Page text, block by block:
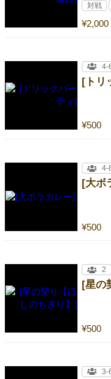
¥2,000
対戦
[トリ
¥500
4-
[大ボ
¥500
4-
[星の
¥500
2
3-